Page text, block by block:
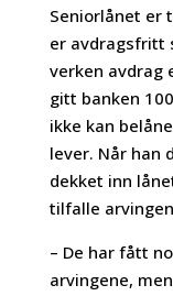
Seniorlånet er
er avdragsfritt
verken avdrag
gitt banken
ikke kan
lever. Når han
dekket inn
tilfalle
– De har fått
arvingene,